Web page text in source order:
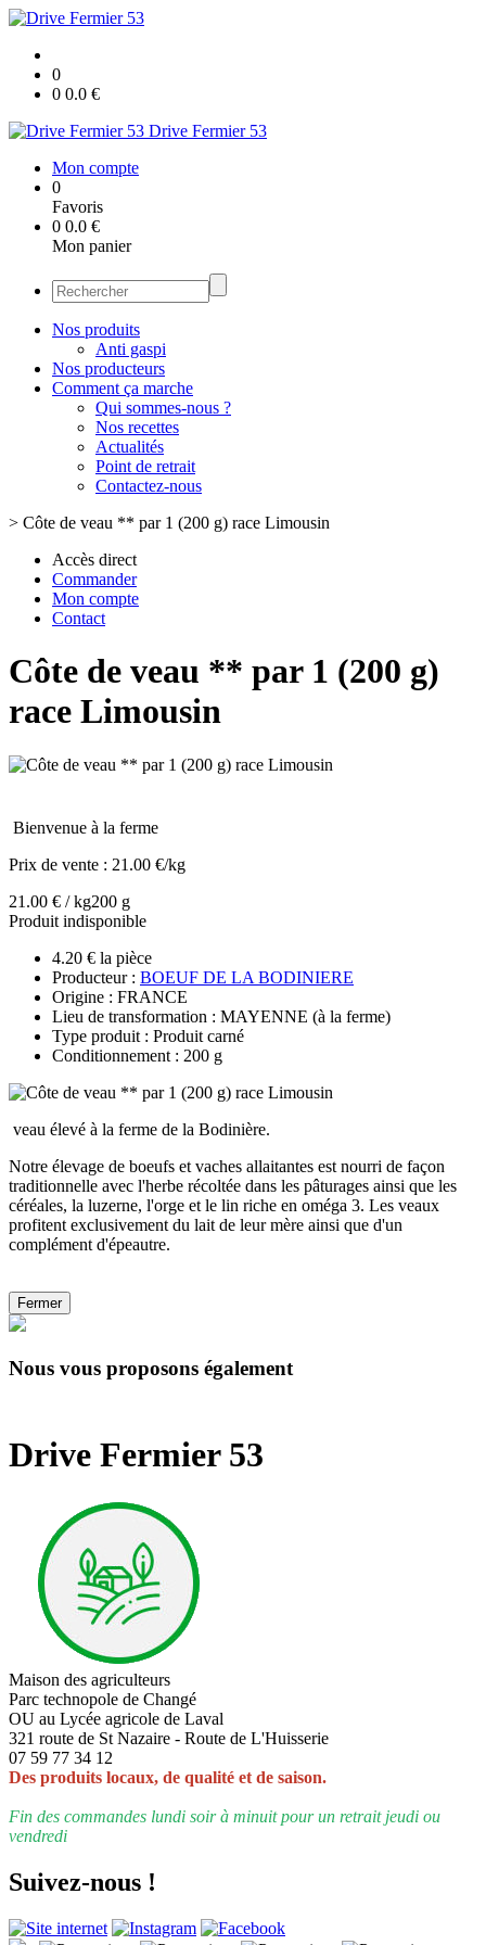
0
0 0.0 €
Drive Fermier 53
Mon compte
0
Favoris
0 0.0 €
Mon panier
Nos produits
Anti gaspi
Nos producteurs
Comment ça marche
Qui sommes-nous ?
Nos recettes
Actualités
Point de retrait
Contactez-nous
> Côte de veau ** par 1 (200 g) race Limousin
Accès direct
Commander
Mon compte
Contact
Côte de veau ** par 1 (200 g)
race Limousin
Bienvenue à la ferme
Prix de vente : 21.00 €/kg
21.00 € / kg200 g
Produit indisponible
4.20 € la pièce
Producteur : BOEUF DE LA BODINIERE
Origine : FRANCE
Lieu de transformation : MAYENNE (à la ferme)
Type produit : Produit carné
Conditionnement : 200 g
veau élevé à la ferme de la Bodinière.
Notre élevage de boeufs et vaches allaitantes est nourri de façon
traditionnelle avec l'herbe récoltée dans les pâturages ainsi que les
céréales, la luzerne, l'orge et le lin riche en oméga 3. Les veaux
profitent exclusivement du lait de leur mère ainsi que d'un
complément d'épeautre.
Fermer
Nous vous proposons également
Drive Fermier 53
Maison des agriculteurs
Parc technopole de Changé
OU au Lycée agricole de Laval
321 route de St Nazaire - Route de L'Huisserie
07 59 77 34 12
Des produits locaux, de qualité et de saison.
Fin des commandes lundi soir à minuit pour un retrait jeudi ou
vendredi
Suivez-nous !